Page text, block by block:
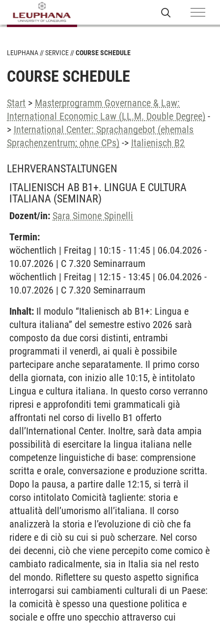
LEUPHANA SERVICE COURSE SCHEDULE
COURSE SCHEDULE
Start > Masterprogramm Governance & Law:
International Economic Law (LL.M. Double Degree) -
> International Center: Sprachangebot (ehemals
Sprachenzentrum; ohne CPs) -> Italienisch B2
LEHRVERANSTALTUNGEN
ITALIENISCH AB B1+. LINGUA E CULTURA
ITALIANA (SEMINAR)
Dozent/in: Sara Simone Spinelli
Termin:
wöchentlich | Freitag | 10:15 - 11:45 | 06.04.2026 -
10.07.2026 | C 7.320 Seminarraum
wöchentlich | Freitag | 12:15 - 13:45 | 06.04.2026 -
10.07.2026 | C 7.320 Seminarraum
Inhalt: Il modulo “Italienisch ab B1+: Lingua e
cultura italiana” del semestre estivo 2026 sarà
composto da due corsi distinti, entrambi
programmati il venerdì, ai quali è possibile
partecipare anche separatamente. Il primo corso
della giornata, con inizio alle 10:15, è intitolato
Lingua e cultura italiana. In questo corso verranno
ripresi e approfonditi temi grammaticali già
affrontati nel corso di livello B1 offerto
dall’International Center. Inoltre, sarà data ampia
possibilità di esercitare la lingua italiana nelle
competenze linguistiche di base: comprensione
scritta e orale, conversazione e produzione scritta.
Dopo la pausa, a partire dalle 12:15, si terrà il
corso intitolato Comicità tagliente: storia e
attualità dell’umorismo all’italiana. Il corso
analizzerà la storia e l’evoluzione di ciò che fa
ridere e di ciò su cui si può scherzare. Nel corso
dei decenni, ciò che viene percepito come comico è
cambiato radicalmente, sia in Italia sia nel resto
del mondo. Riflettere su questo aspetto significa
interrogarsi sui cambiamenti culturali di un Paese:
la comicità è spesso una questione politica e
sociale e offre uno specchio attraverso cui